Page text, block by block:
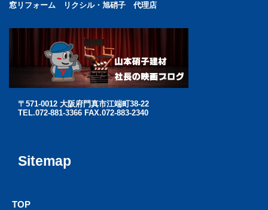
窓リフォーム リクシル・旭硝子 代理店
〒571-0012 大阪府門真市江端町38-22
TEL.072-881-3366 FAX.072-883-2340
Sitemap
TOP